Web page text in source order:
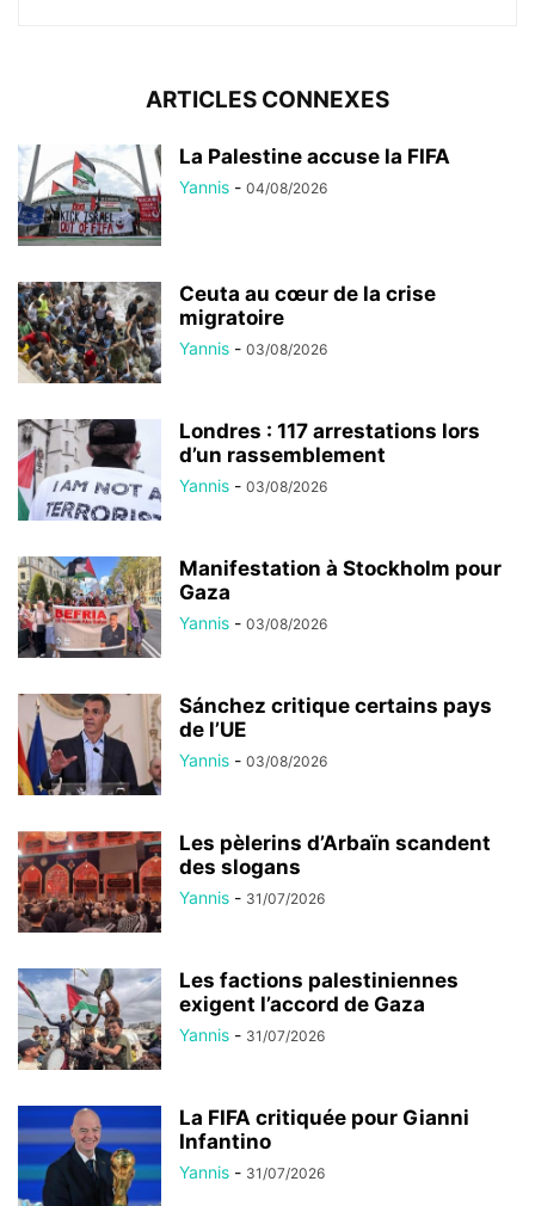
ARTICLES CONNEXES
La Palestine accuse la FIFA
Yannis - 04/08/2026
Ceuta au cœur de la crise
migratoire
Yannis - 03/08/2026
Londres : 117 arrestations lors
d’un rassemblement
Yannis - 03/08/2026
Manifestation à Stockholm pour
Gaza
Yannis - 03/08/2026
Sánchez critique certains pays
de l’UE
Yannis - 03/08/2026
Les pèlerins d’Arbaïn scandent
des slogans
Yannis - 31/07/2026
Les factions palestiniennes
exigent l’accord de Gaza
Yannis - 31/07/2026
La FIFA critiquée pour Gianni
Infantino
Yannis - 31/07/2026